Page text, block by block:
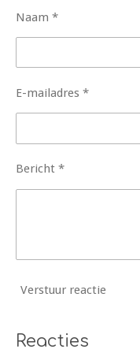
Naam *
E-mailadres *
Bericht *
Verstuur reactie
Reacties